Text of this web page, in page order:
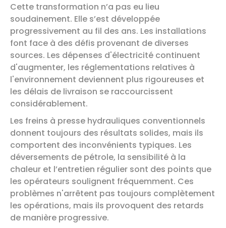
Cette transformation n’a pas eu lieu
soudainement. Elle s’est développée
progressivement au fil des ans. Les installations
font face à des défis provenant de diverses
sources. Les dépenses d'électricité continuent
d'augmenter, les réglementations relatives à
l'environnement deviennent plus rigoureuses et
les délais de livraison se raccourcissent
considérablement.
Les freins à presse hydrauliques conventionnels
donnent toujours des résultats solides, mais ils
comportent des inconvénients typiques. Les
déversements de pétrole, la sensibilité à la
chaleur et l’entretien régulier sont des points que
les opérateurs soulignent fréquemment. Ces
problèmes n'arrêtent pas toujours complètement
les opérations, mais ils provoquent des retards
de manière progressive.